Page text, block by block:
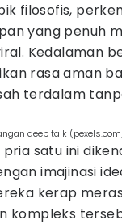
filosofis,
yang penuh
Kedalaman
rasa aman
terdalam
deep talk
satu ini
imajinasi
kerap
kompleks